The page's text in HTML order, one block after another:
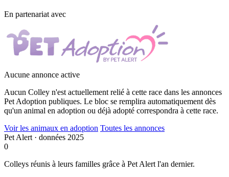
En partenariat avec
Aucune annonce active
Aucun Colley n'est actuellement relié à cette race dans les annonces
Pet Adoption publiques. Le bloc se remplira automatiquement dès
qu'un animal en adoption ou déjà adopté correspondra à cette race.
Voir les animaux en adoption Toutes les annonces
Pet Alert · données 2025
0
Colleys réunis à leurs familles grâce à Pet Alert l'an dernier.